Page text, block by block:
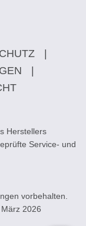
Herstellers
Service- und
vorbehalten.
2026